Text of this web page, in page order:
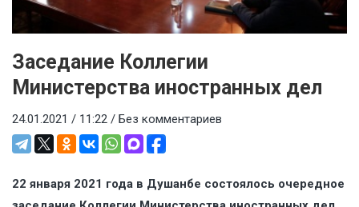
Заседание Коллегии
Министерства иностранных дел
24.01.2021 / 11:22 / Без комментариев
22 января 2021 года в Душанбе состоялось очередное